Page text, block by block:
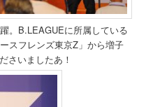
。B.LEAGUEに所属している
スフレンズ東京Z」から増子
さいましたあ！